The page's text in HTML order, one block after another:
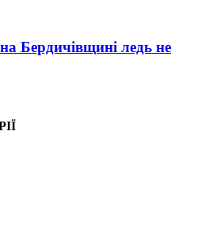
Бердичівщині ледь не